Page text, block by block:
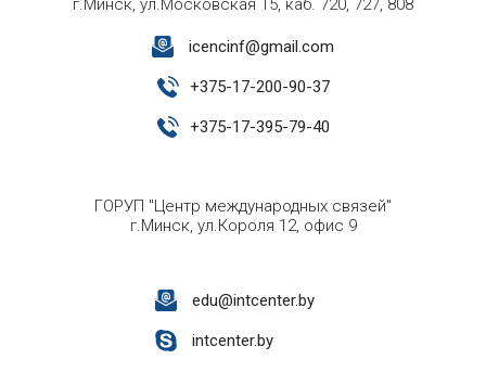
г.Минск, ул.Московская 15, каб. 720, 727, 808
icencinf@gmail.com
+375-17-200-90-37
+375-17-395-79-40
ГОРУП "Центр международных связей"
г.Минск, ул.Короля 12, офис 9
edu@intcenter.by
intcenter.by